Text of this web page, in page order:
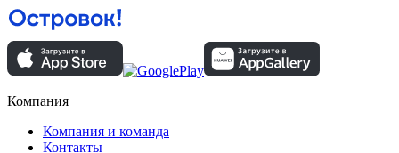
Компания
Компания и команда
Контакты